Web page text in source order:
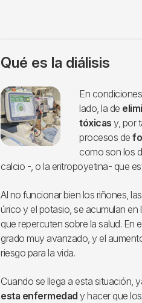
Qué es la diálisis
Imagen
En
lado, la de
tóxicas y, por
procesos de
como son los
calcio -, o la eritropoyetina- que
Al no funcionar bien los riñones,
úrico y el potasio, se acumulan
que repercuten sobre la salud. En
grado muy avanzado, y el
riesgo para la vida.
Cuando se llega a esta situación,
esta enfermedad y hacer que